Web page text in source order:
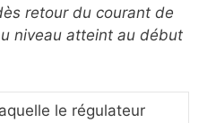
retour du courant de
niveau atteint au début
le régulateur